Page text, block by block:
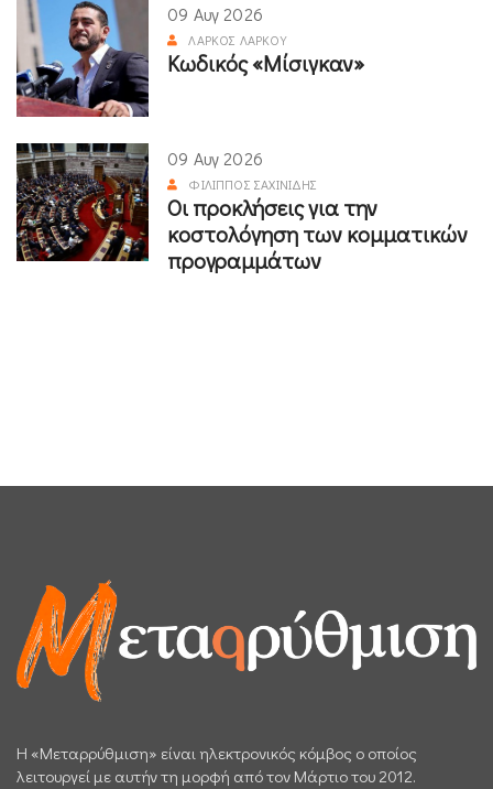
09 Αυγ 2026
ΛΆΡΚΟΣ ΛΆΡΚΟΥ
Κωδικός «Μίσιγκαν»
09 Αυγ 2026
ΦΊΛΙΠΠΟΣ ΣΑΧΙΝΊΔΗΣ
Οι προκλήσεις για την
κοστολόγηση των κομματικών
προγραμμάτων
H «Μεταρρύθμιση» είναι ηλεκτρονικός κόμβος ο οποίος
λειτουργεί με αυτήν τη μορφή από τον Μάρτιο του 2012.